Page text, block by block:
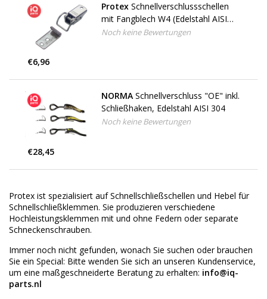
Protex Schnellverschlussschellen
mit Fangblech W4 (Edelstahl AISI
304)
Noch keine Bewertungen
€6,96
NORMA Schnellverschluss "OE" inkl.
Schließhaken, Edelstahl AISI 304
Noch keine Bewertungen
€28,45
Protex ist spezialisiert auf Schnellschließschellen und Hebel für
Schnellschließklemmen. Sie produzieren verschiedene
Hochleistungsklemmen mit und ohne Federn oder separate
Schneckenschrauben.
Immer noch nicht gefunden, wonach Sie suchen oder brauchen
Sie ein Special: Bitte wenden Sie sich an unseren Kundenservice,
um eine maßgeschneiderte Beratung zu erhalten: info@iq-
parts.nl